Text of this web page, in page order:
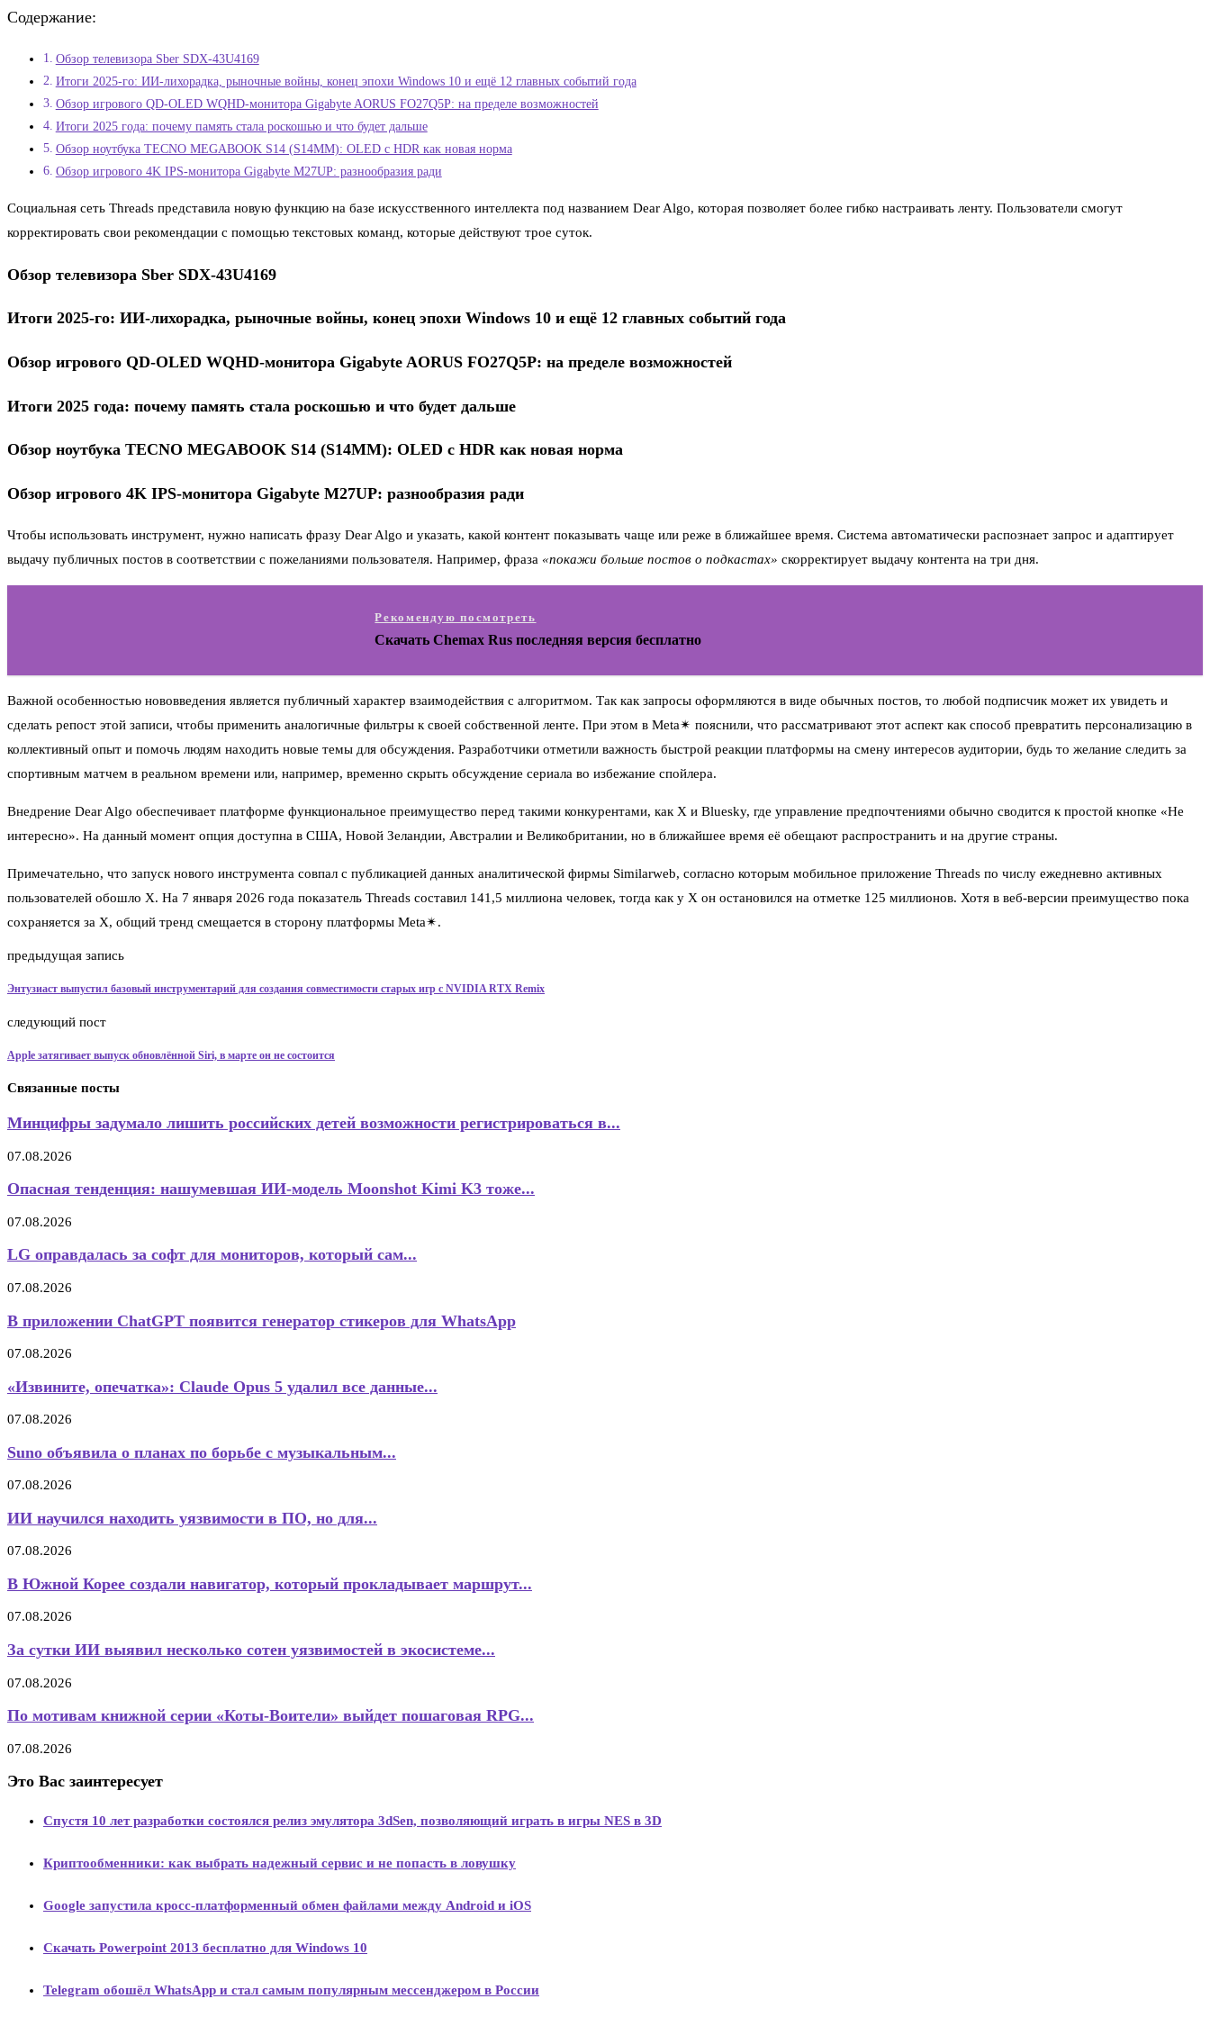
Содержание:
Обзор телевизора Sber SDX-43U4169
Итоги 2025-го: ИИ-лихорадка, рыночные войны, конец эпохи Windows 10 и ещё 12 главных событий года
Обзор игрового QD-OLED WQHD-монитора Gigabyte AORUS FO27Q5P: на пределе возможностей
Итоги 2025 года: почему память стала роскошью и что будет дальше
Обзор ноутбука TECNO MEGABOOK S14 (S14MM): OLED с HDR как новая норма
Обзор игрового 4K IPS-монитора Gigabyte M27UP: разнообразия ради
Социальная сеть Threads представила новую функцию на базе искусственного интеллекта под названием Dear Algo, которая позволяет более гибко настраивать ленту. Пользователи смогут
корректировать свои рекомендации с помощью текстовых команд, которые действуют трое суток.
Обзор телевизора Sber SDX-43U4169
Итоги 2025-го: ИИ-лихорадка, рыночные войны, конец эпохи Windows 10 и ещё 12 главных событий года
Обзор игрового QD-OLED WQHD-монитора Gigabyte AORUS FO27Q5P: на пределе возможностей
Итоги 2025 года: почему память стала роскошью и что будет дальше
Обзор ноутбука TECNO MEGABOOK S14 (S14MM): OLED с HDR как новая норма
Обзор игрового 4K IPS-монитора Gigabyte M27UP: разнообразия ради
Чтобы использовать инструмент, нужно написать фразу Dear Algo и указать, какой контент показывать чаще или реже в ближайшее время. Система автоматически распознает запрос и адаптирует
выдачу публичных постов в соответствии с пожеланиями пользователя. Например, фраза «покажи больше постов о подкастах» скорректирует выдачу контента на три дня.
Рекомендую посмотреть
Скачать Chemax Rus последняя версия бесплатно
Важной особенностью нововведения является публичный характер взаимодействия с алгоритмом. Так как запросы оформляются в виде обычных постов, то любой подписчик может их увидеть и
сделать репост этой записи, чтобы применить аналогичные фильтры к своей собственной ленте. При этом в Meta✴ пояснили, что рассматривают этот аспект как способ превратить персонализацию в
коллективный опыт и помочь людям находить новые темы для обсуждения. Разработчики отметили важность быстрой реакции платформы на смену интересов аудитории, будь то желание следить за
спортивным матчем в реальном времени или, например, временно скрыть обсуждение сериала во избежание спойлера.
Внедрение Dear Algo обеспечивает платформе функциональное преимущество перед такими конкурентами, как X и Bluesky, где управление предпочтениями обычно сводится к простой кнопке «Не
интересно». На данный момент опция доступна в США, Новой Зеландии, Австралии и Великобритании, но в ближайшее время её обещают распространить и на другие страны.
Примечательно, что запуск нового инструмента совпал с публикацией данных аналитической фирмы Similarweb, согласно которым мобильное приложение Threads по числу ежедневно активных
пользователей обошло X. На 7 января 2026 года показатель Threads составил 141,5 миллиона человек, тогда как у X он остановился на отметке 125 миллионов. Хотя в веб-версии преимущество пока
сохраняется за X, общий тренд смещается в сторону платформы Meta✴.
предыдущая запись
Энтузиаст выпустил базовый инструментарий для создания совместимости старых игр с NVIDIA RTX Remix
следующий пост
Apple затягивает выпуск обновлённой Siri, в марте он не состоится
Связанные посты
Минцифры задумало лишить российских детей возможности регистрироваться в...
07.08.2026
Опасная тенденция: нашумевшая ИИ-модель Moonshot Kimi K3 тоже...
07.08.2026
LG оправдалась за софт для мониторов, который сам...
07.08.2026
В приложении ChatGPT появится генератор стикеров для WhatsApp
07.08.2026
«Извините, опечатка»: Claude Opus 5 удалил все данные...
07.08.2026
Suno объявила о планах по борьбе с музыкальным...
07.08.2026
ИИ научился находить уязвимости в ПО, но для...
07.08.2026
В Южной Корее создали навигатор, который прокладывает маршрут...
07.08.2026
За сутки ИИ выявил несколько сотен уязвимостей в экосистеме...
07.08.2026
По мотивам книжной серии «Коты-Воители» выйдет пошаговая RPG...
07.08.2026
Это Вас заинтересует
Спустя 10 лет разработки состоялся релиз эмулятора 3dSen, позволяющий играть в игры NES в 3D
Криптообменники: как выбрать надежный сервис и не попасть в ловушку
Google запустила кросс-платформенный обмен файлами между Android и iOS
Скачать Powerpoint 2013 бесплатно для Windows 10
Telegram обошёл WhatsApp и стал самым популярным мессенджером в России